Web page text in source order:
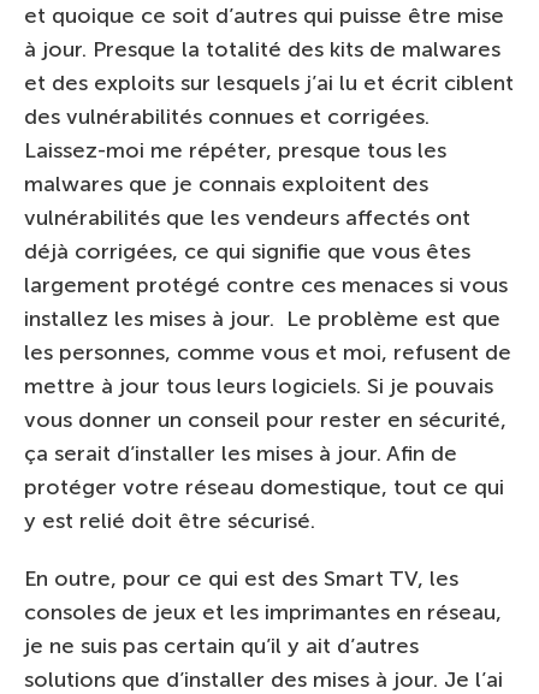
et quoique ce soit d’autres qui puisse être mise
à jour. Presque la totalité des kits de malwares
et des exploits sur lesquels j’ai lu et écrit ciblent
des vulnérabilités connues et corrigées.
Laissez-moi me répéter, presque tous les
malwares que je connais exploitent des
vulnérabilités que les vendeurs affectés ont
déjà corrigées, ce qui signifie que vous êtes
largement protégé contre ces menaces si vous
installez les mises à jour. Le problème est que
les personnes, comme vous et moi, refusent de
mettre à jour tous leurs logiciels. Si je pouvais
vous donner un conseil pour rester en sécurité,
ça serait d’installer les mises à jour. Afin de
protéger votre réseau domestique, tout ce qui
y est relié doit être sécurisé.
En outre, pour ce qui est des Smart TV, les
consoles de jeux et les imprimantes en réseau,
je ne suis pas certain qu’il y ait d’autres
solutions que d’installer des mises à jour. Je l’ai